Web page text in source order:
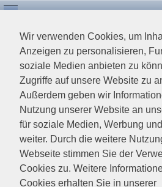
Wir verwenden Cookies, um
Anzeigen zu personalisieren,
soziale Medien anbieten zu
Zugriffe auf unsere Website zu
Außerdem geben wir
Nutzung unserer Website an
für soziale Medien, Werbung
weiter. Durch die weitere
Webseite stimmen Sie der
Cookies zu. Weitere
Cookies erhalten Sie in unserer